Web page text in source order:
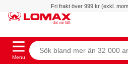
Fri frakt över 999 kr (exkl.
Menu